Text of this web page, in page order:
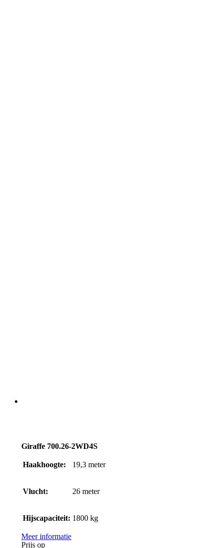
Giraffe 700.26-2WD4S
Haakhoogte: 19,3 meter
Vlucht: 26 meter
Hijscapaciteit: 1800 kg
Meer informatie
Prijs op